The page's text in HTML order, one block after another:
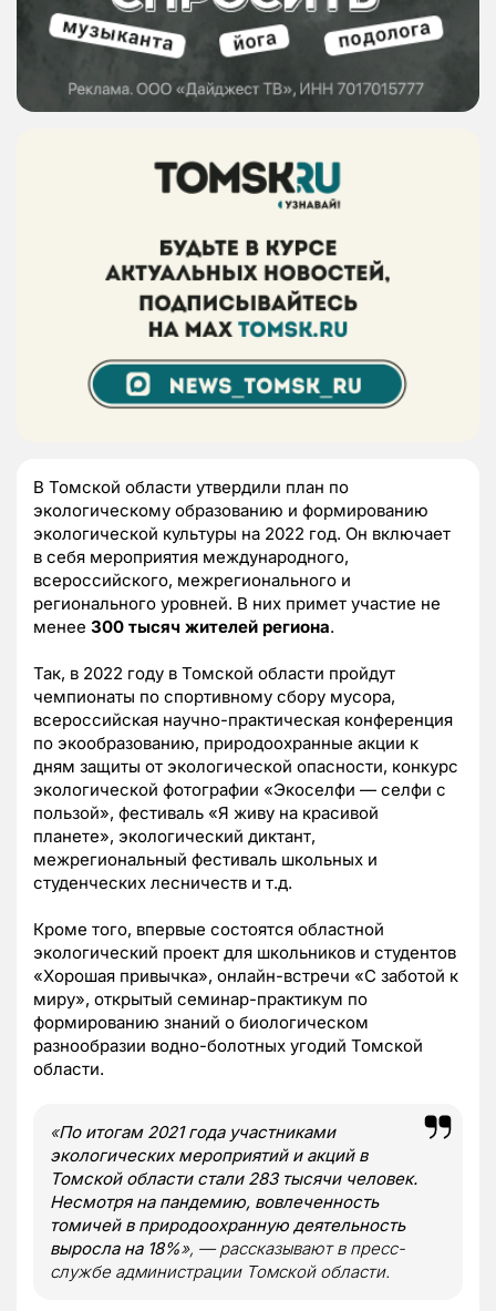
В Томской области утвердили план по
экологическому образованию и формированию
экологической культуры на 2022 год. Он включает
в себя мероприятия международного,
всероссийского, межрегионального и
регионального уровней. В них примет участие не
менее 300 тысяч жителей региона.
Так, в 2022 году в Томской области пройдут
чемпионаты по спортивному сбору мусора,
всероссийская научно-практическая конференция
по экообразованию, природоохранные акции к
дням защиты от экологической опасности, конкурс
экологической фотографии «Экоселфи — селфи с
пользой», фестиваль «Я живу на красивой
планете», экологический диктант,
межрегиональный фестиваль школьных и
студенческих лесничеств и т.д.
Кроме того, впервые состоятся областной
экологический проект для школьников и студентов
«Хорошая привычка», онлайн-встречи «С заботой к
миру», открытый семинар-практикум по
формированию знаний о биологическом
разнообразии водно-болотных угодий Томской
области.
«По итогам 2021 года участниками
экологических мероприятий и акций в
Томской области стали 283 тысячи человек.
Несмотря на пандемию, вовлеченность
томичей в природоохранную деятельность
выросла на 18%», — рассказывают в пресс-
службе администрации Томской области.